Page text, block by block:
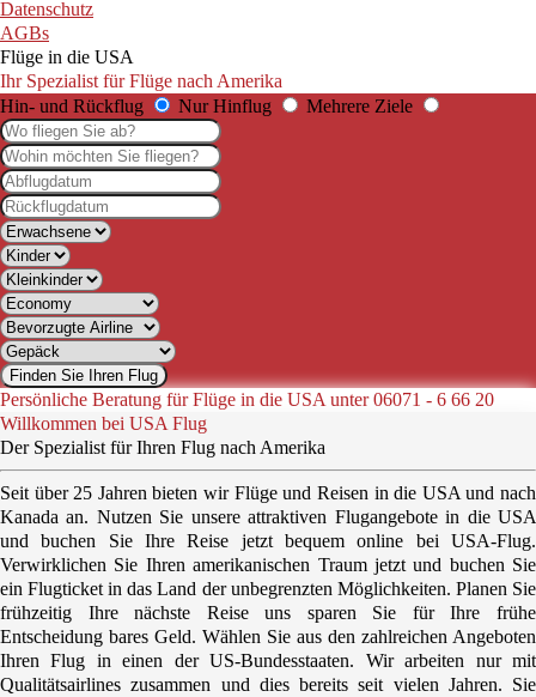
Datenschutz
AGBs
Flüge in die USA
Ihr Spezialist für Flüge nach Amerika
Hin- und Rückflug
Nur Hinflug Mehrere Ziele
Finden Sie Ihren Flug
Persönliche Beratung für Flüge in die USA unter 06071 - 6 66 20
Willkommen bei USA Flug
Der Spezialist für Ihren Flug nach Amerika
Seit über 25 Jahren bieten wir Flüge und Reisen in die USA und nach
Kanada an. Nutzen Sie unsereattraktiven Flugangebote in dieUSA
und buchen Sie Ihre Reise jetzt bequem online bei USA-Flug.
Verwirklichen Sie Ihrenamerikanischen Traumjetzt und buchen Sie
ein Flugticket in das Land der unbegrenzten Möglichkeiten. Planen Sie
frühzeitig Ihre nächste Reise uns sparen Sie für Ihre frühe
Entscheidung bares Geld. Wählen Sie aus den zahlreichen Angeboten
Ihren Flug in einen derUS-Bundesstaaten. Wir arbeiten nur mit
Qualitätsairlines zusammen und dies bereits seit vielen Jahren. Sie